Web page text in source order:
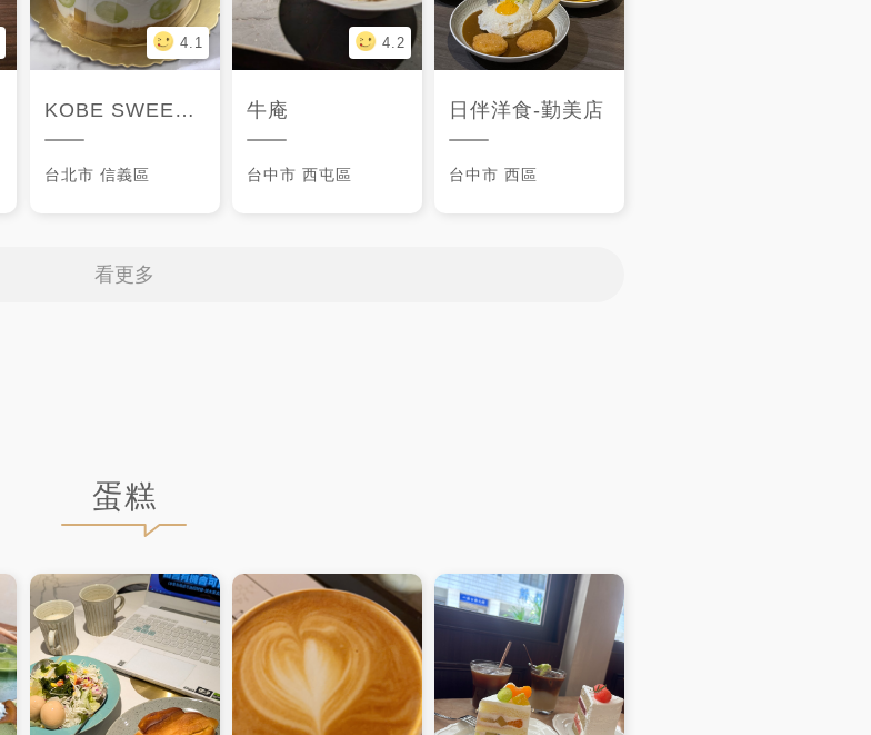
4.1
KOBE SWEETS CAFE 神戶果実
台北市 信義區
4.2
牛庵
台中市 西屯區
日伴洋食-勤美店
台中市 西區
看更多
蛋糕